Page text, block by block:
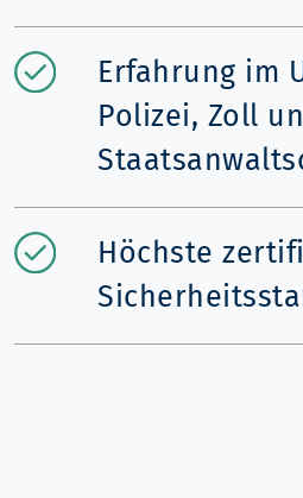
Erfahrung im
Polizei, Zoll
Höchste